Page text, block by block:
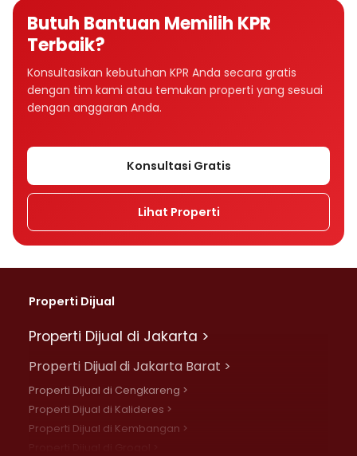
Butuh Bantuan Memilih KPR
Terbaik?
Konsultasikan kebutuhan KPR Anda secara gratis
dengan tim kami atau temukan properti yang sesuai
dengan anggaran Anda.
Konsultasi Gratis
Lihat Properti
Properti Dijual
Properti Dijual di Jakarta >
Properti Dijual di Jakarta Barat >
Properti Dijual di Cengkareng >
Properti Dijual di Kalideres >
Properti Dijual di Kembangan >